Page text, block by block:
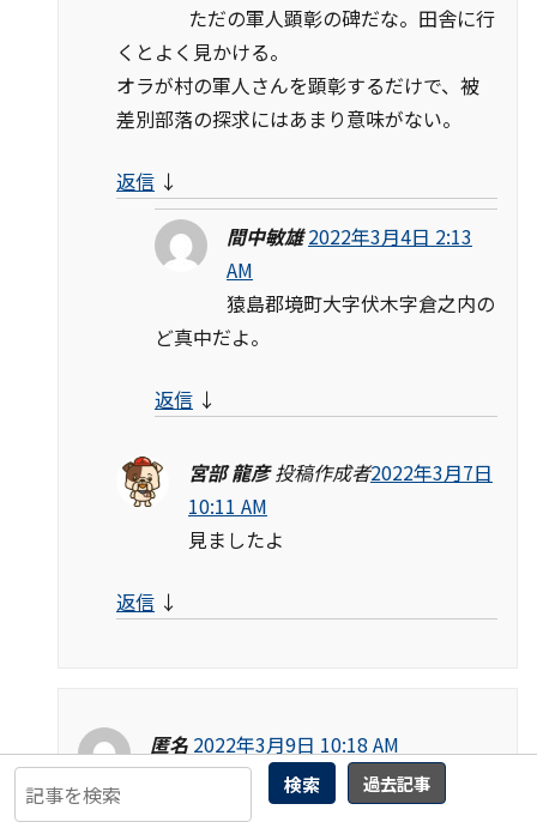
検索 過去記事
ただの軍人顕彰の碑だな。田舎に行
くとよく見かける。
オラが村の軍人さんを顕彰するだけで、被
差別部落の探求にはあまり意味がない。
返信 ↓
間中敏雄 2022年3月4日 2:13
AM
猿島郡境町大字伏木字倉之内の
ど真中だよ。
返信 ↓
宮部 龍彦 投稿作成者2022年3月7日
10:11 AM
見ましたよ
返信 ↓
匿名 2022年3月9日 10:18 AM
水戸市平須について情報をお持ちでしょ